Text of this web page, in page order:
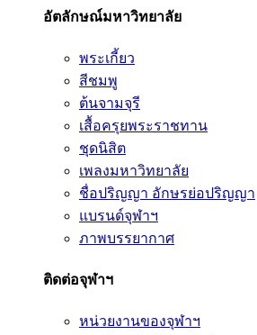
อัตลักษณ์มหาวิทยาลัย
พระเกี้ยว
สีชมพู
ต้นจามจุรี
เสื้อครุยพระราชทาน
ชุดนิสิต
เพลงมหาวิทยาลัย
ชื่อปริญญา อักษรย่อปริญญา
แบรนด์จุฬาฯ
ภาพบรรยากาศ
ติดต่อจุฬาฯ
หน่วยงานของจุฬาฯ